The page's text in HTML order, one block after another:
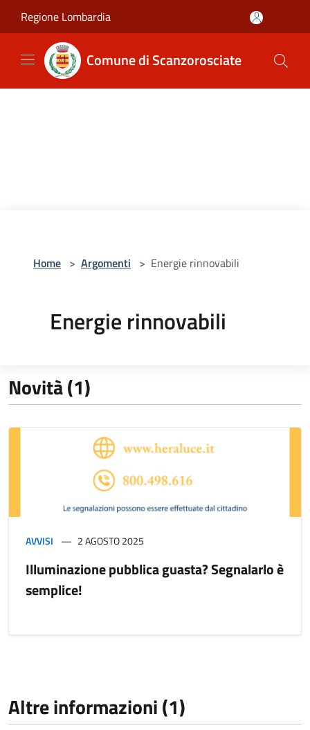
Regione Lombardia
Comune di Scanzorosciate
Home > Argomenti > Energie rinnovabili
Energie rinnovabili
Novità (1)
AVVISI 2 AGOSTO 2025
Illuminazione pubblica guasta? Segnalarlo è
semplice!
Altre informazioni (1)